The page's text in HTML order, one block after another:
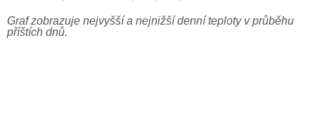
Graf zobrazuje nejvyšší a nejnižší denní teploty v průběhu
příštích dnů.